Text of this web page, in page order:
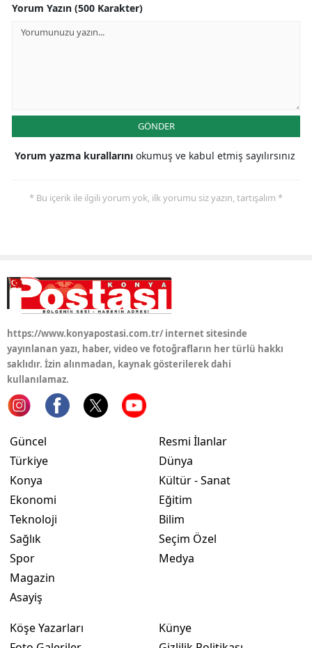
Tekirdağ
Van
Yozgat
Bayburt
Karaman
Batman
Yorum Yazın (500 Karakter)
GÖNDER
Yorum yazma kurallarını okumuş ve kabul etmiş sayılırsınız
* Bu içerik ile ilgili yorum yok, ilk yorumu siz yazın, tartışalım *
https://www.konyapostasi.com.tr/ internet sitesinde
yayınlanan yazı, haber, video ve fotoğrafların her türlü hakkı
saklıdır. İzin alınmadan, kaynak gösterilerek dahi
kullanılamaz.
Güncel
Türkiye
Konya
Ekonomi
Teknoloji
Sağlık
Spor
Magazin
Asayiş
Resmi İlanlar
Dünya
Kültür - Sanat
Eğitim
Bilim
Seçim Özel
Medya
Köşe Yazarları
Künye